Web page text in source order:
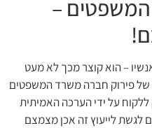
–
– הוא קוצר מכך לא מעט
של פירוק חברה משרד המשפטים
ללקוח על ידי הערכה האמיתית
לייעוץ זה אכן מצמצם